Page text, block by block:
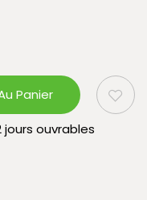
Panier
jours ouvrables